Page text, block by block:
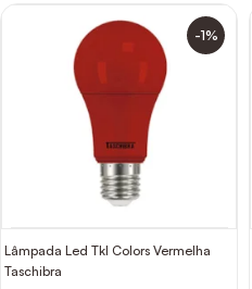
-1%
Lâmpada Led Tkl Colors Vermelha
Taschibra